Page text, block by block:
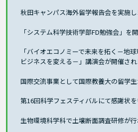
秋田キャンパス海外留学報告会を実施
「システム科学技術学部FD勉強会」を
「バイオエコノミーで未来を拓く－地
ビジネスを変える－」講演会が開催さ
国際交流事業として国際教養大の留学
第16回科学フェスティバルにて感謝状
生物環境科学科で土壌断面調査研修が